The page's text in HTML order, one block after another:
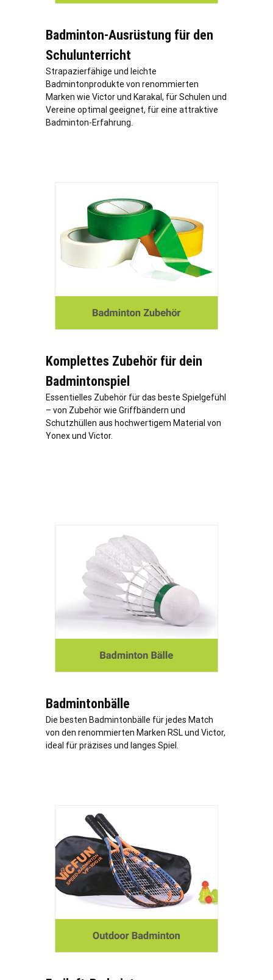
Badminton-Ausrüstung für den
Schulunterricht
Strapazierfähige und leichte
Badmintonprodukte von renommierten
Marken wie Victor und Karakal, für Schulen und
Vereine optimal geeignet, für eine attraktive
Badminton-Erfahrung.
Komplettes Zubehör für dein
Badmintonspiel
Essentielles Zubehör für das beste Spielgefühl
– von Zubehör wie Griffbändern und
Schutzhüllen aus hochwertigem Material von
Yonex und Victor.
Badmintonbälle
Die besten Badmintonbälle für jedes Match
von den renommierten Marken RSL und Victor,
ideal für präzises und langes Spiel.